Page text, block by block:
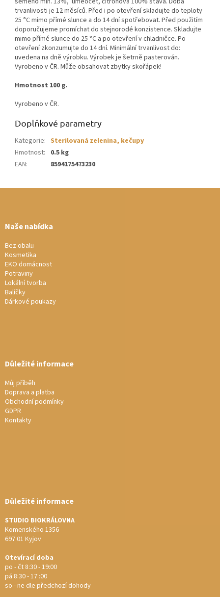
trvanlivosti je 12 měsíců. Před i po otevření skladujte do teploty
25 °C mimo přímé slunce a do 14 dní spotřebovat. Před použitím
doporučujeme promíchat do stejnorodé konzistence. Skladujte
mimo přímé slunce do 25 °C a po otevření v chladničce. Po
otevření zkonzumujte do 14 dní. Minimální trvanlivost do:
uvedena na dně výrobku. Výrobek je šetrně pasterován.
Vyrobeno v ČR. Může obsahovat zbytky skořápek!
Hmotnost 100 g.
Vyrobeno v ČR.
Doplňkové parametry
Kategorie: Sterilovaná zelenina, kečupy
Hmotnost:
0.5 kg
EAN: 8594175473230
Naše nabídka
Bez obalu
Kosmetika
EKO domácnost
Potraviny
Lokální tvorba
Balíčky
Dárkové poukazy
Důležité informace
Můj příběh
Doprava a platba
Obchodní podmínky
GDPR
Kontakty
Důležité informace
STUDIO BIOKRÁLOVNA
Komenského 1356
697 01 Kyjov
Otevírací doba
po - čt 8:30 - 19:00
pá 8:30 - 17 :00
so - ne dle předchozí dohody